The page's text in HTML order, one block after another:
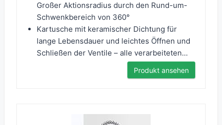
Großer Aktionsradius durch den Rund-um-
Schwenkbereich von 360°
Kartusche mit keramischer Dichtung für
lange Lebensdauer und leichtes Öffnen und
Schließen der Ventile – alle verarbeiteten...
Produkt ansehen